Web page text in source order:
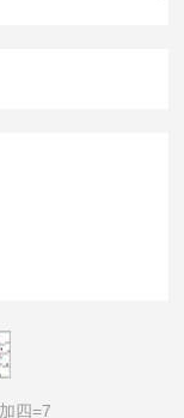
四=7